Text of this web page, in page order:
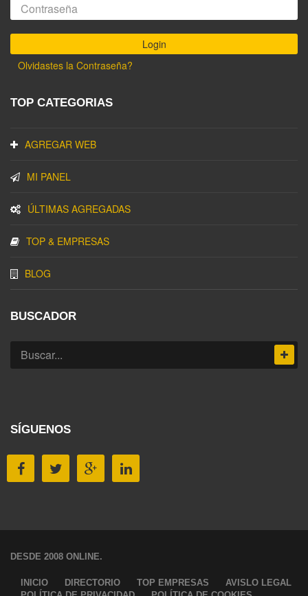
Olvidastes la Contraseña?
TOP CATEGORIAS
AGREGAR WEB
MI PANEL
ÚLTIMAS AGREGADAS
TOP & EMPRESAS
BLOG
BUSCADOR
SÍGUENOS
DESDE 2008 ONLINE.
INICIO DIRECTORIO TOP EMPRESAS
AVISLO LEGAL